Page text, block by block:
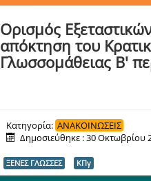
ΝΕΑ
ΣΥΜΒΟΥΛΙΑ
ΔΡΑΣΕΙΣ
ΕΠΙΚΟΙΝΩΝΙΑ
ΕΞ ΑΠΟΣΤΑΣΕΩΣ
Ορισμός
απόκτηση του
Γλωσσομάθειας Β'
Κατηγορία: ΑΝΑΚΟΙΝΩΣΕΙΣ
Δημοσιεύθηκε : 30 Οκτωβρίου
ΞΕΝΕΣ ΓΛΩΣΣΕΣ ΚΠγ